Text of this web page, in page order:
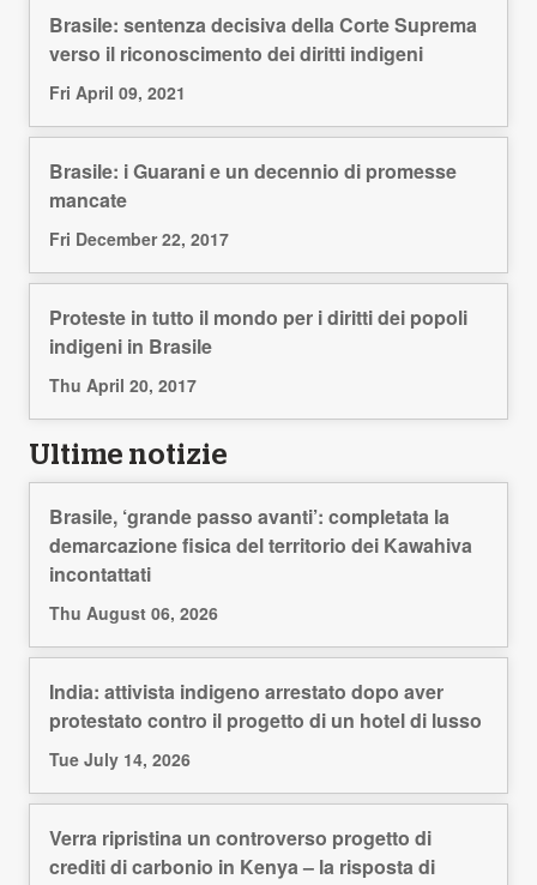
Brasile: sentenza decisiva della Corte Suprema
verso il riconoscimento dei diritti indigeni
Fri April 09, 2021
Brasile: i Guarani e un decennio di promesse
mancate
Fri December 22, 2017
Proteste in tutto il mondo per i diritti dei popoli
indigeni in Brasile
Thu April 20, 2017
Ultime notizie
Brasile, ‘grande passo avanti’: completata la
demarcazione fisica del territorio dei Kawahiva
incontattati
Thu August 06, 2026
India: attivista indigeno arrestato dopo aver
protestato contro il progetto di un hotel di lusso
Tue July 14, 2026
Verra ripristina un controverso progetto di
crediti di carbonio in Kenya – la risposta di